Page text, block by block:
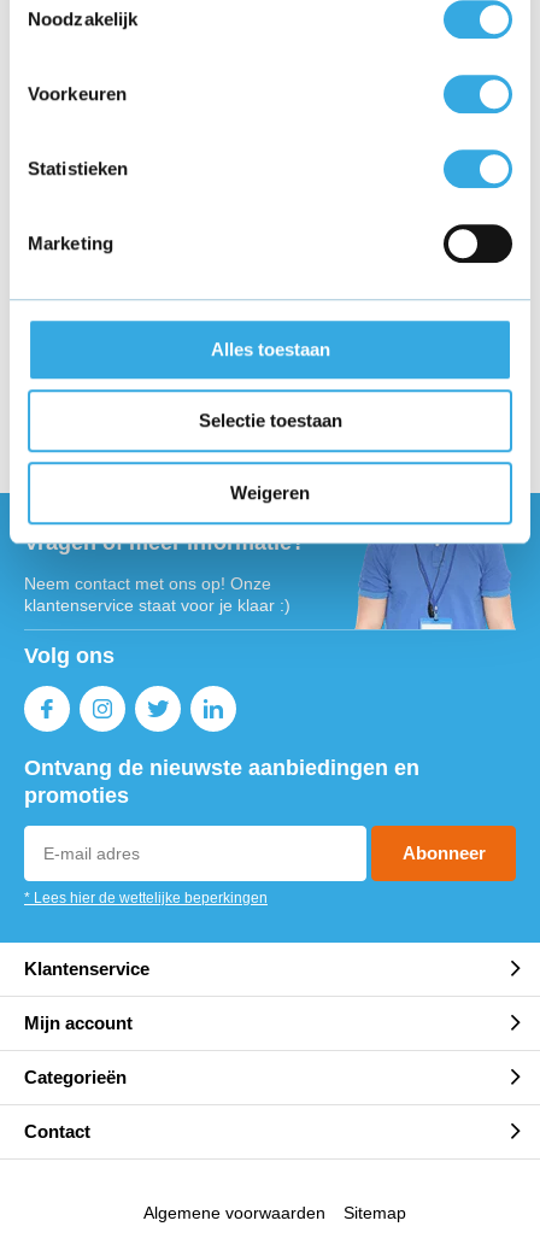
Noodzakelijk
Voorkeuren
Statistieken
Marketing
Alles toestaan
Selectie toestaan
Weigeren
zitten, maar alleen in een beschermend plastic. Hierdoor
. Hierin leggen we uit welke kabel en
adapter je nodig hebt voor welk apparaat, handig!
Andere Samsung opladers:
Galaxy Tab E oplader
Galaxy Tab J opladers
Vragen of meer informatie?
Neem contact met ons op! Onze
klantenservice staat voor je klaar :)
Volg ons
Ontvang de nieuwste aanbiedingen en
promoties
Abonneer
* Lees hier de wettelijke beperkingen
Klantenservice
Mijn account
Categorieën
Contact
Algemene voorwaarden Sitemap